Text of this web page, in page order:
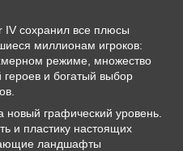
IV сохранил все плюсы
миллионам игроков:
режиме, множество
и богатый выбор
графический уровень.
и пластику настоящих
ландшафты